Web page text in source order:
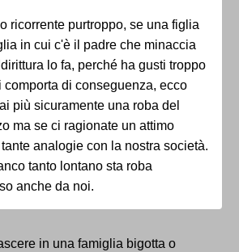
ricorrente purtroppo, se una figlia
in cui c'è il padre che minaccia
lo fa, perché ha gusti troppo
di conseguenza, ecco
più sicuramente una roba del
ma se ci ragionate un attimo
analogie con la nostra società.
tanto lontano sta roba
anche da noi.
in una famiglia bigotta o